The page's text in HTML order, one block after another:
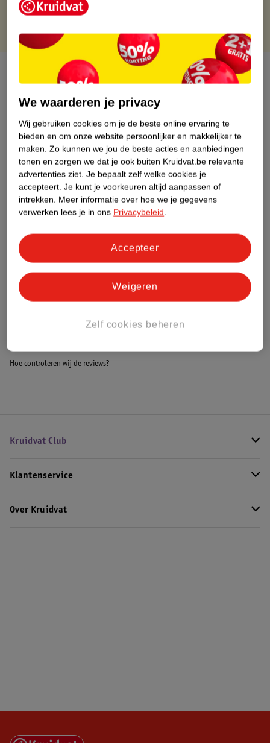
Over dit product
Productinformatie
Etiketinformatie
Nature Impact Score
Dit product heeft (nog) geen Nature
Impact Score.
Meer informatie
Bestel & Bezorginformatie
Hoe controleren wij de reviews?
Kruidvat Club
Klantenservice
Over Kruidvat
We waarderen je privacy
Wij gebruiken cookies om je de beste online ervaring te
bieden en om onze website persoonlijker en makkelijker te
maken. Zo kunnen we jou de beste acties en aanbiedingen
tonen en zorgen we dat je ook buiten Kruidvat.be relevante
advertenties ziet. Je bepaalt zelf welke cookies je
accepteert. Je kunt je voorkeuren altijd aanpassen of
intrekken. Meer informatie over hoe we je gegevens
verwerken lees je in ons Privacybeleid.
Zelf cookies beheren
Weigeren
Accepteer